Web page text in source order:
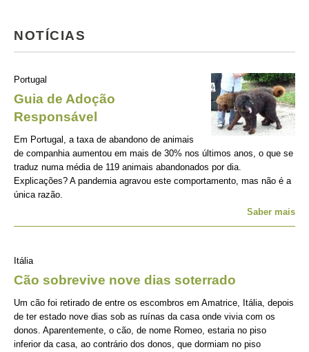
NOTÍCIAS
Portugal
Guia de Adoção
Responsável
Em Portugal, a taxa de abandono de animais
de companhia aumentou em mais de 30% nos últimos anos, o que se
traduz numa média de 119 animais abandonados por dia.
Explicações? A pandemia agravou este comportamento, mas não é a
única razão.
Saber mais
Itália
Cão sobrevive nove dias soterrado
Um cão foi retirado de entre os escombros em Amatrice, Itália, depois
de ter estado nove dias sob as ruínas da casa onde vivia com os
donos. Aparentemente, o cão, de nome Romeo, estaria no piso
inferior da casa, ao contrário dos donos, que dormiam no piso